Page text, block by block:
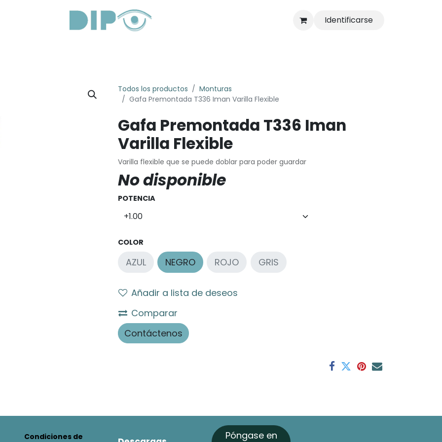
Identificarse
Todos los productos
Monturas
Gafa Premontada T336 Iman Varilla Flexible
Gafa Premontada T336 Iman
Varilla Flexible
Varilla flexible que se puede doblar para poder guardar
No disponible
POTENCIA
COLOR
AZUL NEGRO ROJO GRIS
Añadir a lista de deseos
Comparar
Contáctenos
Condiciones de
Póngase en